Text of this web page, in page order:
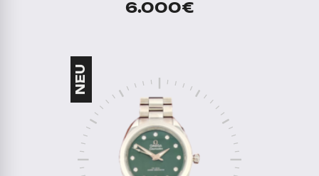
6.000€